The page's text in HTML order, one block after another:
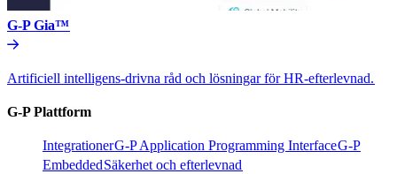
G-P Gia™​​
Artificiell intelligens-drivna råd och lösningar för HR-efterlevnad.​​
G-P Plattform​​
Integrationer​​G-P Application Programming Interface​​G-P
Embedded​​Säkerhet och efterlevnad​​